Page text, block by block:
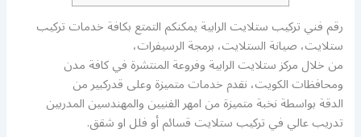
رقم فني تركيب ستلايت الرابية يمكنكم التمتع بكافة خدمات تركيب
ستلايت، صيانة الستلايت، برمجة الرسيفرات،
من خلال مركز ستلايت الرابية وفروعة المنتشرة في كافة مدن
ومحافظات الكويت، نقدم خدمات متميزة وعلى قدركبير من
الدقة بواسطة نخبة متميزة من امهر الفنيين والمهندسين المدربين
تدريب عالي في تركيب ستلايت قسائم أو فلل او شقق.